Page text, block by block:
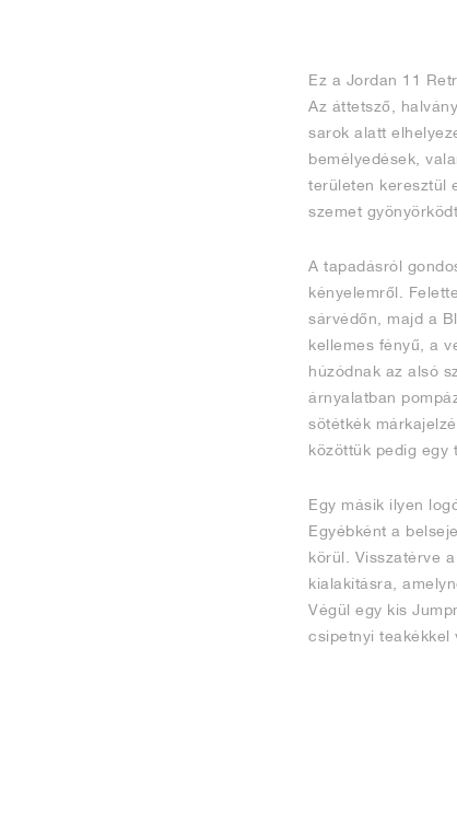
Ez a Jordan 11
Az áttetsző,
sarok alatt
bemélyedések,
területen keresztül
szemet
A tapadásról
kényelemről.
sárvédőn, majd a
kellemes fényű, a
húzódnak az alsó
árnyalatban
sötétkék
közöttük pedig egy
Egy másik ilyen
Egyébként a
körül. Visszatérve
kialakításra,
Végül egy kis
csipetnyi teakékkel